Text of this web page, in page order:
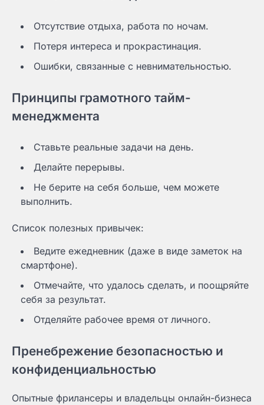
Отсутствие отдыха, работа по ночам.
Потеря интереса и прокрастинация.
Ошибки, связанные с невнимательностью.
Принципы грамотного тайм-
менеджмента
Ставьте реальные задачи на день.
Делайте перерывы.
Не берите на себя больше, чем можете
выполнить.
Список полезных привычек:
Ведите ежедневник (даже в виде заметок на
смартфоне).
Отмечайте, что удалось сделать, и поощряйте
себя за результат.
Отделяйте рабочее время от личного.
Пренебрежение безопасностью и
конфиденциальностью
Опытные фрилансеры и владельцы онлайн-бизнеса